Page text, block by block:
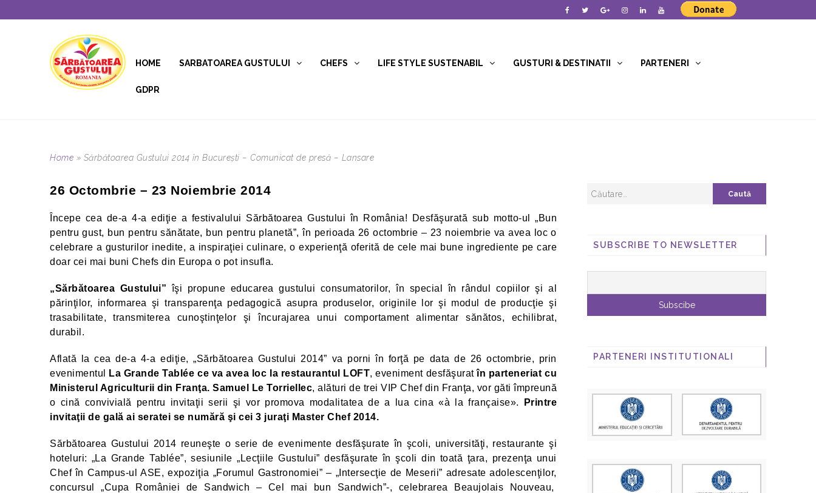
HOME SARBATOAREA GUSTULUI CHEFS LIFE STYLE SUSTENABIL GUSTURI & DESTINATII PARTENERI
GDPR
Home » Sărbătoarea Gustului 2014 în București – Comunicat de presă – Lansare
26 Octombrie – 23 Noiembrie 2014
Începe cea de-a 4-a ediţie a festivalului Sărbătoarea Gustului în România! Desfăşurată sub motto-ul „Bun
pentru gust, bun pentru sănătate, bun pentru planetă”, în perioada 26 octombrie – 23 noiembrie va avea loc o
celebrare a gusturilor inedite, a inspiraţiei culinare, o experienţă oferită de cele mai bune ingrediente pe care
doar cei mai buni Chefs din Europa o pot insufla.
„Sărbătoarea Gustului” îşi propune educarea gustului consumatorilor, în special în rândul copiilor şi al
părinţilor, informarea şi transparenţa pedagogică asupra produselor, originile lor şi modul de producţie şi
trasabilitate, transmiterea cunoştinţelor şi încurajarea unui comportament alimentar sănătos, echilibrat,
durabil.
Aflată la cea de-a 4-a ediţie, „Sărbătoarea Gustului 2014” va porni în forţă pe data de 26 octombrie, prin
evenimentul
La Grande Tablée ce va avea loc la restaurantul LOFT, eveniment desfăşuratîn parteneriat cu
Ministerul Agriculturii din Franţa. Samuel Le Torriellec, alături de trei VIP Chef din Franţa, vor găti împreună
o cină convivială pentru invitaţii serii şi vor promova modalitatea de a lua cina «à la française».
Printre
invitaţii de gală ai seratei se numără şi cei 3 juraţi Master Chef 2014.
Sărbătoarea Gustului 2014 reuneşte o serie de evenimente desfăşurate în şcoli, universităţi, restaurante şi
hoteluri: „La Grande Tablée”, sesiunile „Lecţiile Gustului” desfăşurate în şcoli din toată ţara, prezenţa unui
Chef în Campus-ul ASE, expoziţia „Forumul Gastronomiei” – „Intersecţie de Meserii” adresate adolescenţilor,
concursul „Cupa României de Sandwich – Cel mai bun Sandwich”-, celebrarea Beaujolais Nouveau,
SUBSCRIBE TO NEWSLETTER
PARTENERI INSTITUTIONALI